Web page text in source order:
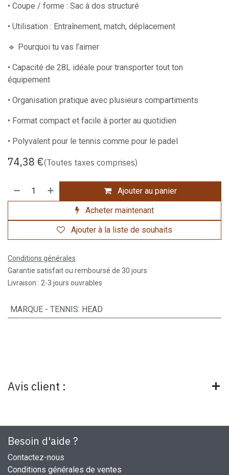
• Coupe / forme : Sac à dos structuré
• Utilisation : Entraînement, match, déplacement
🔹 Pourquoi tu vas l’aimer
• Capacité de 28L idéale pour transporter tout ton
équipement
• Organisation pratique avec plusieurs compartiments
• Format compact et facile à porter au quotidien
• Polyvalent pour le tennis comme pour le padel
74,38 €(Toutes taxes comprises)
Ajouter au panier
Acheter maintenant
Ajouter à la liste de souhaits
Conditions générales
Garantie satisfait ou remboursé de 30 jours
Livraison : 2-3 jours ouvrables
MARQUE - TENNIS: HEAD
Avis client :
Besoin d'aide ?
Contactez-nous
Conditions générales de ventes